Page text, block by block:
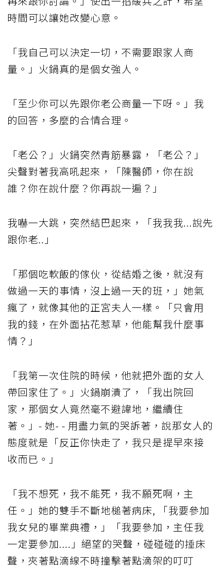
時間可以讓她改變心意。
「我自己可以決定一切，不需要跟家人商
量。」火鍋真的是個女強人。
「至少你可以先跟你老公商量一下呀。」我
的回答，多麼的合情合理。
「老公？」火鍋突然青筋暴露，「老公？」
尖聲對著我高吼起來，「陳醫師，你在說
誰？你在說什麼？你再說一遍？」
我嚇一大跳，突然結巴起來，「我我我...說先
跟你老..」
「那個吃軟飯的傢伙，從結婚之後，就沒有
做過一天的事情，沒上過一天的班，」她氣
瘋了，就像其他的正宮夫人一樣。「只會用
我的錢，在外面拈花惹草，他能幫我什麼事
情？」
「我第一次住院的時候，他就把外面的女人
帶回家住了。」火鍋崩潰了，「我出院回
家，那個女人竟然毫不避諱地，繼續住
著。」- 她- - 用盡力氣的哭訴著，說那女人的
態度就是「反正你快走了，我只是提早來接
收而已。」
「我不想死，我不能死，我不願死啊，主
任。」她的雙手不斷地槌著病床, 「我要參加
我女兒的畢業典禮，」「我要參加，主任我
一定要參加....」絕望的哭聲，碰碰碰的捶床
聲，夾著點滴線不時撞擊著點滴架的叮叮